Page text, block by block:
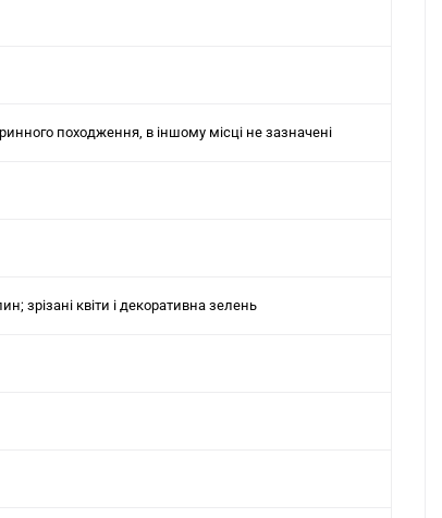
походження, в іншому місці не зазначені
зрізані квіти і декоративна зелень